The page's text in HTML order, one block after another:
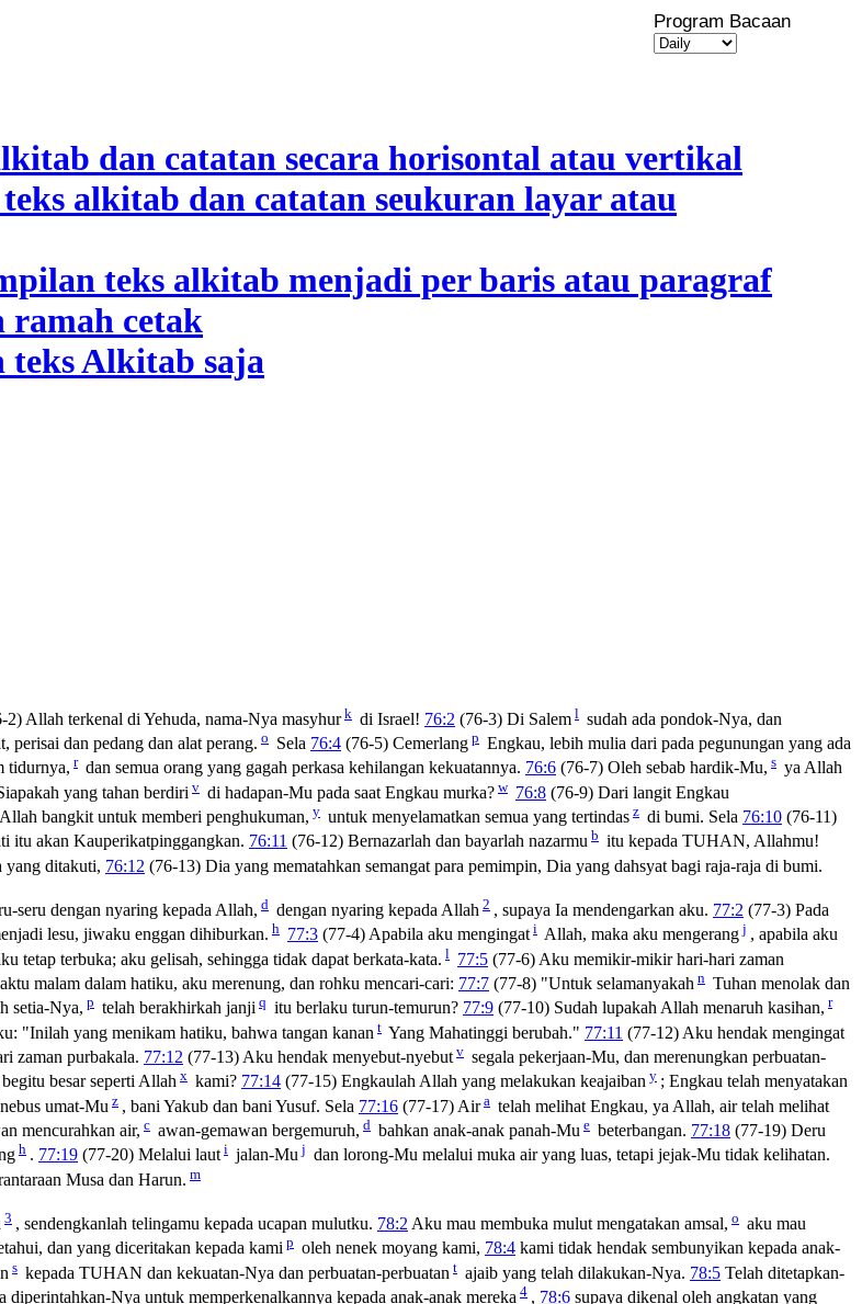
Program Bacaan
Allah terkenal di Yehuda, nama-Nya masyhur k di Israel! 76:2 (76-3) Di Salem l sudah ada pondok-Nya, dan
perisai dan pedang dan alat perang. o Sela 76:4 (76-5) Cemerlang p Engkau, lebih mulia dari pada pegunungan yang ada
tidurnya, r dan semua orang yang gagah perkasa kehilangan kekuatannya. 76:6 (76-7) Oleh sebab hardik-Mu, s ya Allah
yang tahan berdiri v di hadapan-Mu pada saat Engkau murka? w 76:8 (76-9) Dari langit Engkau
bangkit untuk memberi penghukuman, y untuk menyelamatkan semua yang tertindas z di bumi. Sela 76:10 (76-11)
itu akan Kauperikatpinggangkan. 76:11 (76-12) Bernazarlah dan bayarlah nazarmu b itu kepada TUHAN, Allahmu!
yang ditakuti, 76:12 (76-13) Dia yang mematahkan semangat para pemimpin, Dia yang dahsyat bagi raja-raja di bumi.
seru dengan nyaring kepada Allah, d dengan nyaring kepada Allah 2 , supaya Ia mendengarkan aku. 77:2 (77-3) Pada
lesu, jiwaku enggan dihiburkan. h 77:3 (77-4) Apabila aku mengingat i Allah, maka aku mengerang j , apabila aku
tetap terbuka; aku gelisah, sehingga tidak dapat berkata-kata. l 77:5 (77-6) Aku memikir-mikir hari-hari zaman
malam dalam hatiku, aku merenung, dan rohku mencari-cari: 77:7 (77-8) "Untuk selamanyakah n Tuhan menolak dan
setia-Nya, p telah berakhirkah janji q itu berlaku turun-temurun? 77:9 (77-10) Sudah lupakah Allah menaruh kasihan, r
"Inilah yang menikam hatiku, bahwa tangan kanan t Yang Mahatinggi berubah." 77:11 (77-12) Aku hendak mengingat
zaman purbakala. 77:12 (77-13) Aku hendak menyebut-nyebut v segala pekerjaan-Mu, dan merenungkan perbuatan-
besar seperti Allah x kami? 77:14 (77-15) Engkaulah Allah yang melakukan keajaiban y ; Engkau telah menyatakan
umat-Mu z , bani Yakub dan bani Yusuf. Sela 77:16 (77-17) Air a telah melihat Engkau, ya Allah, air telah melihat
mencurahkan air, c awan-gemawan bergemuruh, d bahkan anak-anak panah-Mu e beterbangan. 77:18 (77-19) Deru
h . 77:19 (77-20) Melalui laut i jalan-Mu j dan lorong-Mu melalui muka air yang luas, tetapi jejak-Mu tidak kelihatan.
Musa dan Harun. m
3 , sendengkanlah telingamu kepada ucapan mulutku. 78:2 Aku mau membuka mulut mengatakan amsal, o aku mau
dan yang diceritakan kepada kami p oleh nenek moyang kami, 78:4 kami tidak hendak sembunyikan kepada anak-
s kepada TUHAN dan kekuatan-Nya dan perbuatan-perbuatan t ajaib yang telah dilakukan-Nya. 78:5 Telah ditetapkan-
Nya untuk memperkenalkannya kepada anak-anak mereka 4 , 78:6 supaya dikenal oleh angkatan yang